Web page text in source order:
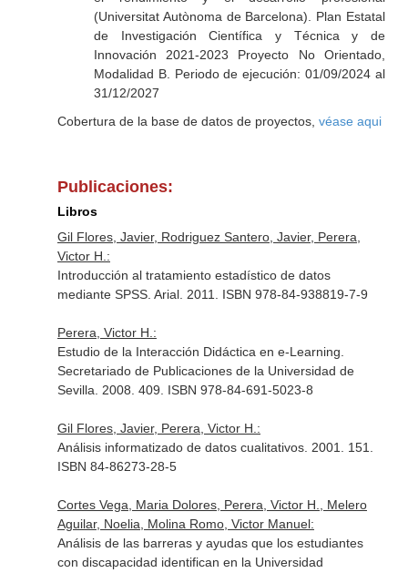
(Universitat Autònoma de Barcelona). Plan Estatal
de Investigación Científica y Técnica y de
Innovación 2021-2023 Proyecto No Orientado,
Modalidad B. Periodo de ejecución: 01/09/2024 al
31/12/2027
Cobertura de la base de datos de proyectos, véase aqui
Publicaciones:
Libros
Gil Flores, Javier, Rodriguez Santero, Javier, Perera,
Victor H.:
Introducción al tratamiento estadístico de datos
mediante SPSS. Arial. 2011. ISBN 978-84-938819-7-9
Perera, Victor H.:
Estudio de la Interacción Didáctica en e-Learning.
Secretariado de Publicaciones de la Universidad de
Sevilla. 2008. 409. ISBN 978-84-691-5023-8
Gil Flores, Javier, Perera, Victor H.:
Análisis informatizado de datos cualitativos. 2001. 151.
ISBN 84-86273-28-5
Cortes Vega, Maria Dolores, Perera, Victor H., Melero
Aguilar, Noelia, Molina Romo, Victor Manuel:
Análisis de las barreras y ayudas que los estudiantes
con discapacidad identifican en la Universidad